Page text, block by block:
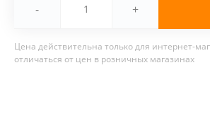
- +
Цена действительна только для интернет-
отличаться от цен в розничных магазинах